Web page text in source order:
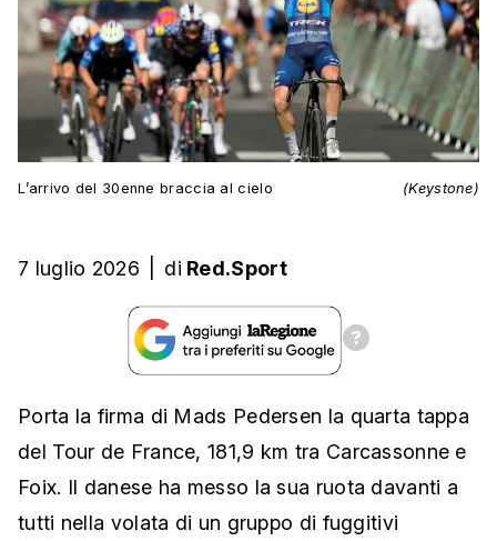
L’arrivo del 30enne braccia al cielo (Keystone)
7 luglio 2026 di Red.Sport
Porta la firma di Mads Pedersen la quarta tappa
del Tour de France, 181,9 km tra Carcassonne e
Foix. Il danese ha messo la sua ruota davanti a
tutti nella volata di un gruppo di fuggitivi